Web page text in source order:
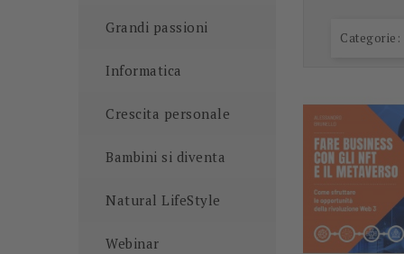
Grandi passioni
Informatica
Crescita personale
Bambini si diventa
Natural LifeStyle
Webinar